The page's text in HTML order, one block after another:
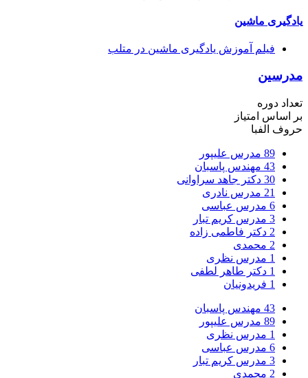
یادگیری ماشین
فیلم آموزش یادگیری ماشین در متلب
مدرسین
تعداد دوره
بر اساس امتیاز
حروف الفبا
89 مدرس علیپور
43 مهندس پاسبان
30 دکتر جاهد سراوانی
21 مدرس نادری
6 مدرس عباسی
3 مدرس کریم تبار
2 دکتر فاطمی زاده
2 محمدی
1 مدرس نظری
1 دکتر طاهر لطفی
1 فریدونیان
43 مهندس پاسبان
89 مدرس علیپور
1 مدرس نظری
6 مدرس عباسی
3 مدرس کریم تبار
2 محمدی